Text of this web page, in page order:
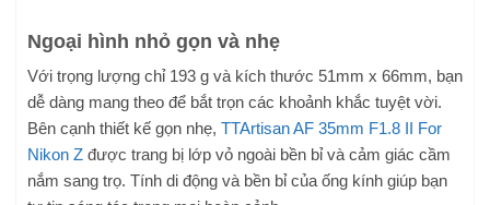
Ngoại hình nhỏ gọn và nhẹ
Với trọng lượng chỉ 193 g và kích thước 51mm x 66mm, bạn
dễ dàng mang theo để bắt trọn các khoảnh khắc tuyệt vời.
Bên cạnh thiết kế gọn nhẹ, TTArtisan AF 35mm F1.8 II For
Nikon Z được trang bị lớp vỏ ngoài bền bỉ và cảm giác cầm
nắm sang trọ. Tính di động và bền bỉ của ống kính giúp bạn